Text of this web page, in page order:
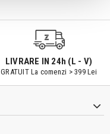
LIVRARE IN 24h (L - V)
GRATUIT La comenzi > 399 Lei